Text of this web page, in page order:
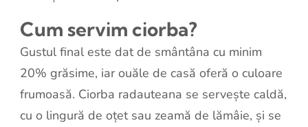
Cum servim ciorba?
Gustul final este dat de smântâna cu minim
20% grăsime, iar ouăle de casă oferă o culoare
frumoasă. Ciorba radauteana se servește caldă,
cu o lingură de oțet sau zeamă de lămâie, și se